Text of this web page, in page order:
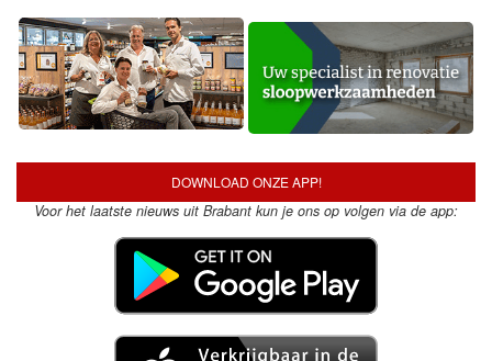
DOWNLOAD ONZE APP!
Voor het laatste nieuws uit Brabant kun je ons op volgen via de app: